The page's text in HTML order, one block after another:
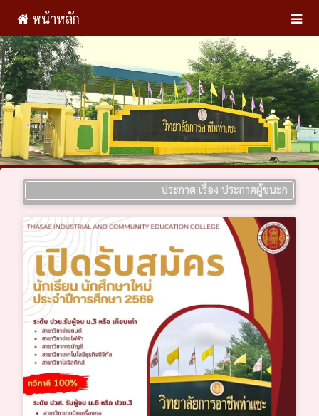
หน้าหลัก
ประกาศ เรื่อง ประกาศผู้ชนะการเสนอร